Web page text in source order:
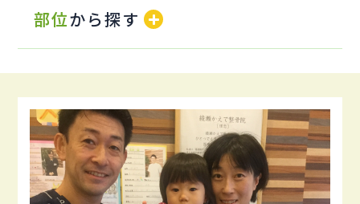
部位から探す